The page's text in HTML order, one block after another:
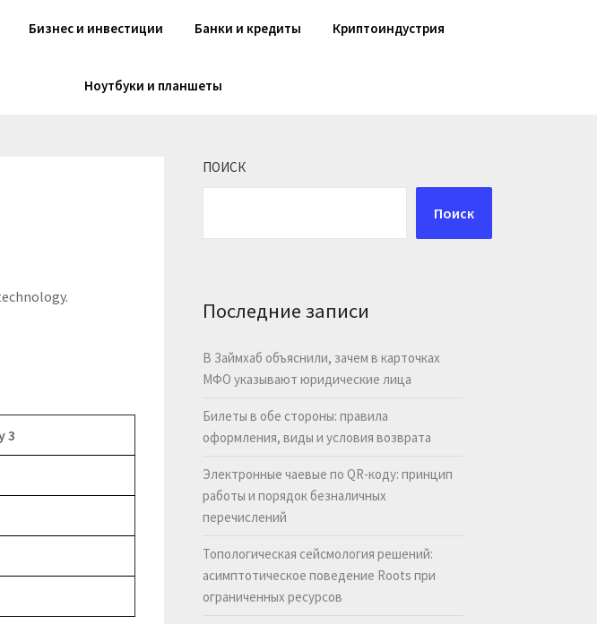
Бизнес и инвестиции Банки и кредиты Криптоиндустрия
Ноутбуки и планшеты
3
ПОИСК
Поиск
Последние записи
В Займхаб объяснили, зачем в карточках
МФО указывают юридические лица
Билеты в обе стороны: правила
оформления, виды и условия возврата
Электронные чаевые по QR-коду: принцип
работы и порядок безналичных
перечислений
Топологическая сейсмология решений:
асимптотическое поведение Roots при
ограниченных ресурсов